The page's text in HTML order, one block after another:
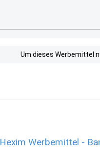
Um dieses Werbemittel
Hexim Werbemittel -